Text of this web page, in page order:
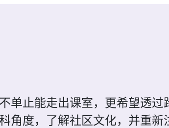
不单止能走出课室，更希望透
角度，了解社区文化，并重新